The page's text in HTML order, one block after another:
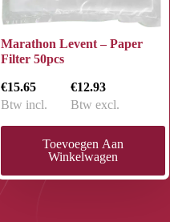
Marathon Levent – Paper
Filter 50pcs
€15.65
Btw incl.
€12.93
Btw excl.
Toevoegen Aan
Winkelwagen